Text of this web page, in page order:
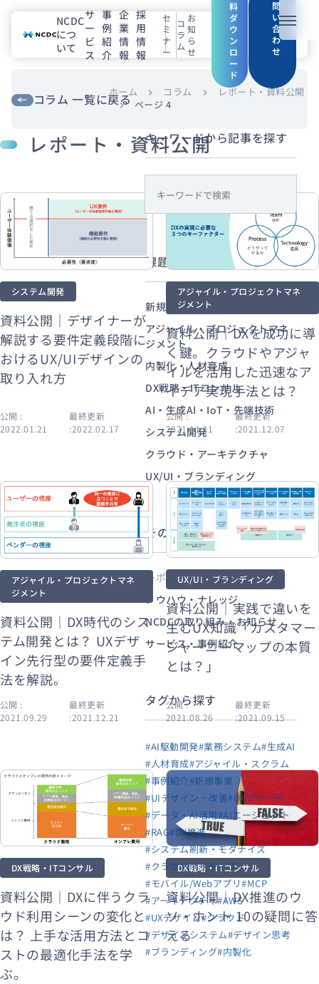
メニュ
NCDCについて
企業情報
採用情報
セミナー お知らせ
エンジニアブログ（Zenn）
お役立ち情報（PJ Insight）
資料ダウンロード お問い合わせ
NCDC
につ
いて
サ
ー
ビ
ス
事
例
紹
介
企
業
情
報
採
用
情
報
セ
ミ
ナ
ー
コ
ラ
ム
お
知
ら
せ
料
ダ
ウ
ン
ロ
ー
ド
問
い
合
わ
せ
コラム 一覧に戻る
ホーム chevron_right コラム chevron_right レポート・資料公開
chevron_right ページ 4
レポート・資料公開
システム開発
資料公開｜デザイナーが
解説する要件定義段階に
おけるUX/UIデザインの
取り入れ方
公開 :
2022.01.21
最終更新
:2022.02.17
アジャイル・プロジェクトマネ
ジメント
資料公開｜DXを成功に導
く鍵。クラウドやアジャ
イルを活用した迅速なア
イデア実現手法とは？
公開 :
2021.11.11
最終更新
:2021.12.07
アジャイル・プロジェクトマネ
ジメント
資料公開｜DX時代のシス
テム開発とは？ UXデザ
イン先行型の要件定義手
法を解説。
公開 :
2021.09.29
最終更新
:2021.12.21
UX/UI・ブランディング
資料公開｜実践で違いを
生むUX知識「カスタマー
ジャーニーマップの本質
とは？」
公開 :
2021.08.26
最終更新
:2021.09.15
DX戦略・ITコンサル
資料公開｜DXに伴うクラ
ウド利用シーンの変化と
は？ 上手な活用方法とコ
ストの最適化手法を学
ぶ。
DX戦略・ITコンサル
資料公開｜DX推進のウ
ソ・ホント 10の疑問に答
える
キーワードから記事を探す
e
a
r
c
h
課題・目的から探す
新規事業・サービス企画
アジャイル・プロジェクトマネ
ジメント
内製化・人材育成
DX戦略・ITコンサル
AI・生成AI・IoT・先端技術
システム開発
クラウド・アーキテクチャ
UX/UI・ブランディング
その他から探す
レポート・資料公開
ノウハウ・ナレッジ
NCDCの取り組み・お知らせ
サービス・事例紹介
タグから探す
#AI駆動開発#業務システム#生成AI
#人材育成#アジャイル・スクラム
#事例紹介#新規事業
#UIデザイン・改善#UXリサーチ
#データ・AI活用#AIエージェント
#RAG#DX推進
#システム刷新・モダナイズ
#クラウドネイティブ
#モバイル/Webアプリ#MCP
#アーキテクチャ#AWS
#UXデザイン#クラウド
#デザインシステム#デザイン思考
#ブランディング#内製化